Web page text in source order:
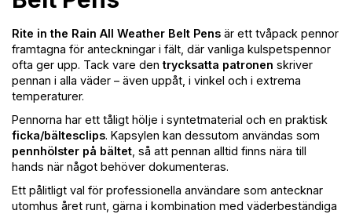
Rite in the Rain All Weather Belt Pens är ett tvåpack pennor
framtagna för anteckningar i fält, där vanliga kulspetspennor
ofta ger upp. Tack vare dentrycksatta patronen skriver
pennan i alla väder – även uppåt, i vinkel och i extrema
temperaturer.
Pennorna har ett tåligt hölje i syntetmaterial och en praktisk
ficka/bältesclips. Kapsylen kan dessutom användas som
pennhölster på bältet , så att pennan alltid finns nära till
hands när något behöver dokumenteras.
Ett pålitligt val för professionella användare som antecknar
utomhus året runt, gärna i kombination med väderbeständiga